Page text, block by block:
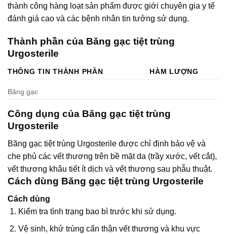
thành công hàng loạt sản phẩm được giới chuyên gia y tế
đánh giá cao và các bệnh nhân tin tưởng sử dụng.
Thành phần của Băng gạc tiệt trùng
Urgosterile
THÔNG TIN THÀNH PHẦN HÀM LƯỢNG
Băng gạc
Công dụng của Băng gạc tiệt trùng
Urgosterile
Băng gạc tiệt trùng Urgosterile được chỉ định bảo vệ và
che phủ các vết thương trên bề mặt da (trầy xước, vết cắt),
vết thương khâu tiết ít dịch và vết thương sau phẫu thuật.
Cách dùng Băng gạc tiệt trùng Urgosterile
Cách dùng
Kiểm tra tình trạng bao bì trước khi sử dụng.
Vệ sinh, khử trùng cẩn thận vết thương và khu vực